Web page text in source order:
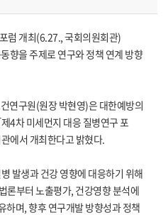
럼 개최(6.27., 국회의원회관)
향을 주제로 연구와 정책 연계 방향
연구원(원장 박현영)은 대한예방의
4차 미세먼지 대응 질병연구 포
에서 개최한다고 밝혔다.
발생과 건강 영향에 대응하기 위해
론부터 노출평가, 건강영향 분석에
하며, 향후 연구개발 방향성과 정책